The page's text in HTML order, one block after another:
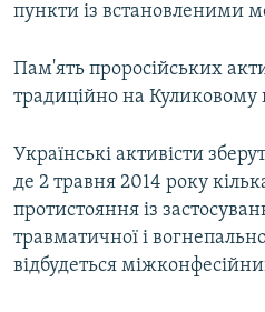
пункти із встановленими
Пам'ять проросійських
традиційно на Куликовому
Українські активісти
де 2 травня 2014 року
протистояння із
травматичної і
відбудеться